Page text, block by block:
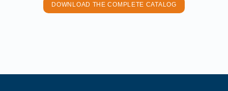
DOWNLOAD THE COMPLETE CATALOG